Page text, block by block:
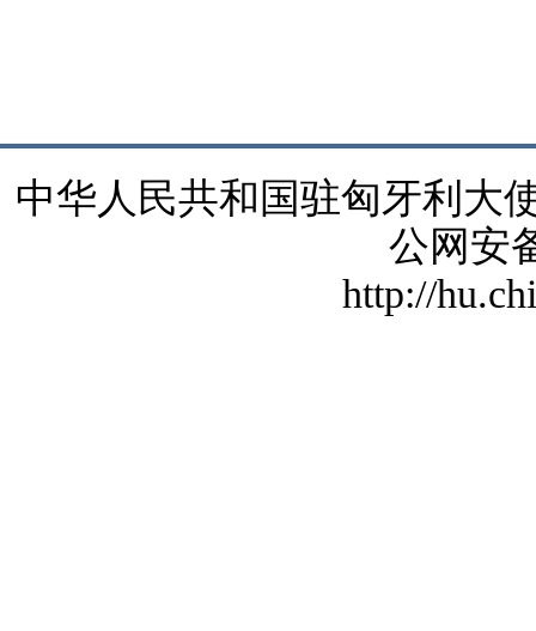
中华人民共和国驻匈牙利大
公网安
http://